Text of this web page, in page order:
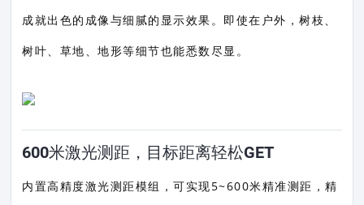
成就出色的成像与细腻的显示效果。即使在户外，树枝、
树叶、草地、地形等细节也能悉数尽显。
600米激光测距，目标距离轻松GET
内置高精度激光测距模组，可实现5~600米精准测距，精